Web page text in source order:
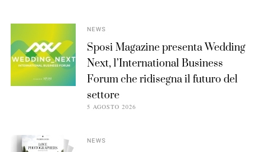
NEWS
Sposi Magazine presenta Wedding
Next, l’International Business
Forum che ridisegna il futuro del
settore
5 AGOSTO 2026
NEWS